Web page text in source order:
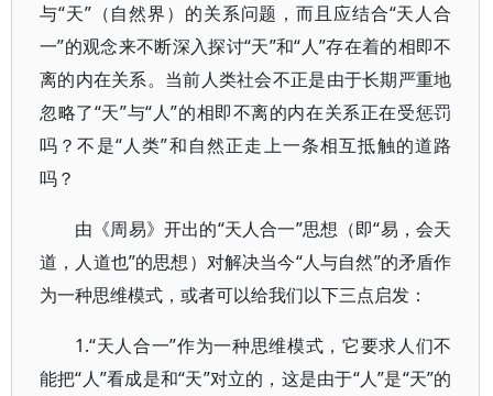
与“天”（自然界）的关系问题，而且应结合“天人合
一”的观念来不断深入探讨“天”和“人”存在着的相即不
离的内在关系。当前人类社会不正是由于长期严重地
忽略了“天”与“人”的相即不离的内在关系正在受惩罚
吗？不是“人类”和自然正走上一条相互抵触的道路
吗？
由《周易》开出的“天人合一”思想（即“易，会天
道，人道也”的思想）对解决当今“人与自然”的矛盾作
为一种思维模式，或者可以给我们以下三点启发：
1.“天人合一”作为一种思维模式，它要求人们不
能把“人”看成是和“天”对立的，这是由于“人”是“天”的